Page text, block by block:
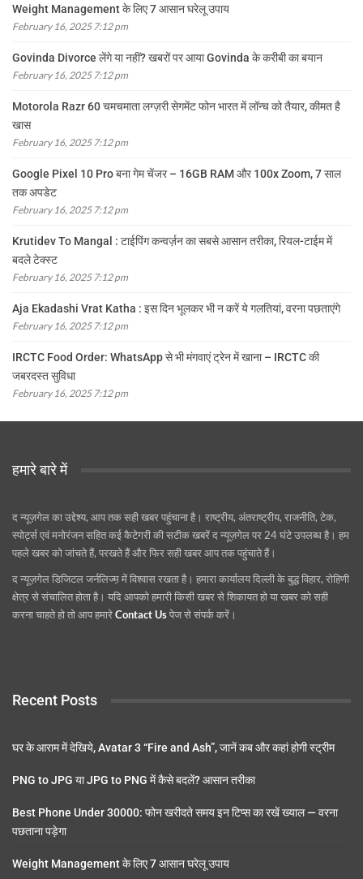
Weight Management के लिए 7 आसान घरेलू उपाय
February 16, 2025 7:12 pm
Govinda Divorce लेंगे या नहीं? खबरों पर आया Govinda के करीबी का बयान
February 16, 2025 7:12 pm
Motorola Razr 60 चमचमाता लग्ज़री सेगमेंट फोन भारत में लॉन्च को तैयार, कीमत है
खास
February 16, 2025 7:12 pm
Google Pixel 10 Pro बना गेम चेंजर – 16GB RAM और 100x Zoom, 7 साल
तक अपडेट
February 16, 2025 7:12 pm
Krutidev To Mangal : टाईपिंग कन्वर्ज़न का सबसे आसान तरीका, रियल-टाईम में
बदले टेक्स्ट
February 16, 2025 7:12 pm
Aja Ekadashi Vrat Katha : इस दिन भूलकर भी न करें ये गलतियां, वरना पछताएंगे
February 16, 2025 7:12 pm
IRCTC Food Order: WhatsApp से भी मंगवाएं ट्रेन में खाना – IRCTC की
जबरदस्त सुविधा
February 16, 2025 7:12 pm
हमारे बारे में
द न्यूज़गेल का उद्देश्य, आप तक सही खबर पहुंचाना है। राष्ट्रीय, अंतराष्ट्रीय, राजनीति, टेक,
स्पोर्ट्स एवं मनोरंजन सहित कई कैटेगरी की सटीक खबरें द न्यूज़गेल पर 24 घंटे उपलब्ध है। हम
पहले खबर को जांचते हैं, परखते हैं और फिर सही खबर आप तक पहुंचाते हैं।
द न्यूज़गेल डिजिटल जर्नलिज्म़ में विश्वास रखता है। हमारा कार्यालय दिल्ली के बुद्ध विहार, रोहिणी
क्षेत्र से संचालित होता है। यदि आपको हमारी किसी खबर से शिकायत हो या खबर को सही
करना चाहते हो तो आप हमारेContact Usपेज से संपर्क करें।
Recent Posts
घर के आराम में देखिये, Avatar 3 “Fire and Ash”, जानें कब और कहां होगी स्ट्रीम
PNG to JPG या JPG to PNG में कैसे बदलें? आसान तरीका
Best Phone Under 30000: फोन खरीदते समय इन टिप्स का रखें ख्याल — वरना
पछताना पड़ेगा
Weight Management के लिए 7 आसान घरेलू उपाय